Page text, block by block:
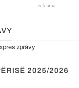
zprávy
2025/2026